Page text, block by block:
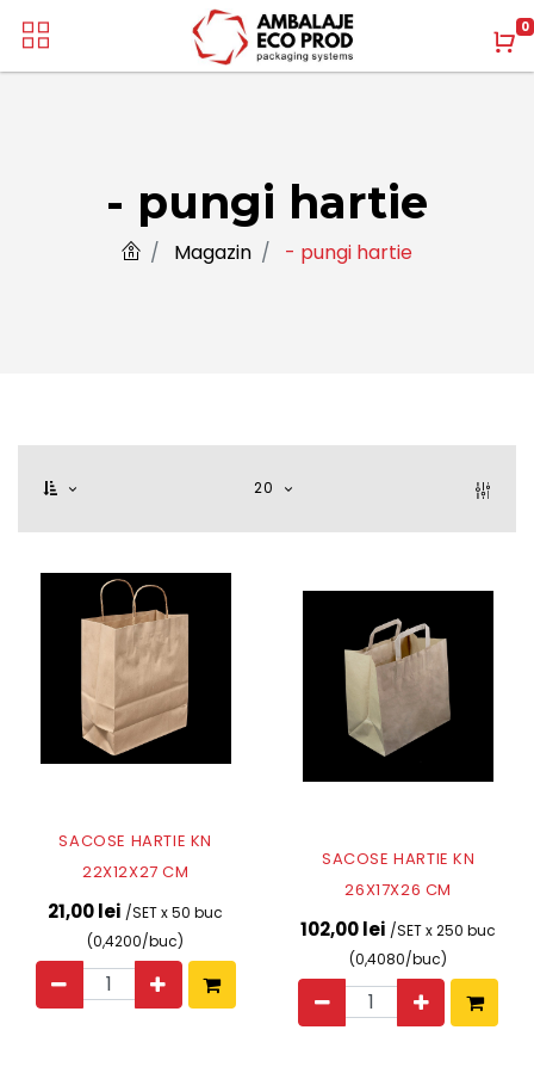
0
- pungi hartie
Magazin - pungi hartie
20
SACOSE HARTIE KN
22X12X27 CM
21,00 lei /SET x 50 buc
(0,4200/buc)
SACOSE HARTIE KN
26X17X26 CM
102,00 lei /SET x 250 buc
(0,4080/buc)